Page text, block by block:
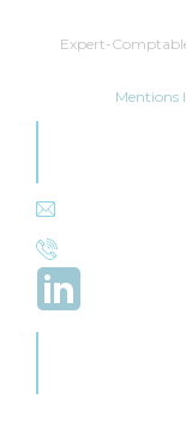
Expert-
Mentions